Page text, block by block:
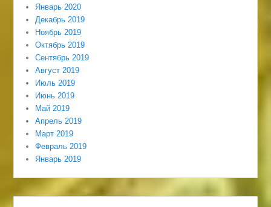
Январь 2020
Декабрь 2019
Ноябрь 2019
Октябрь 2019
Сентябрь 2019
Август 2019
Июль 2019
Июнь 2019
Май 2019
Апрель 2019
Март 2019
Февраль 2019
Январь 2019